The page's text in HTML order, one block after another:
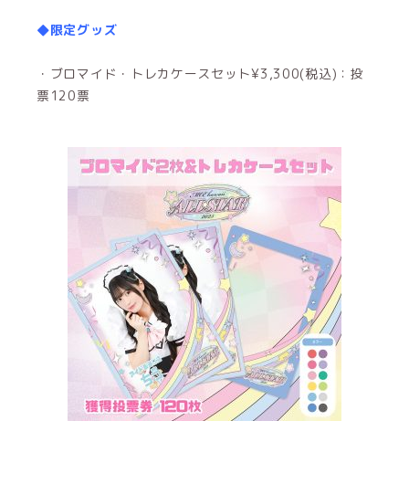
◆限定グッズ
・ブロマイド・トレカケースセット¥3,300(税込)：投
票120票